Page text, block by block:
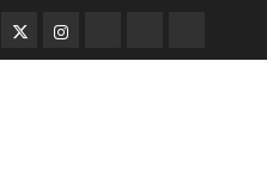
TwitterInstagram